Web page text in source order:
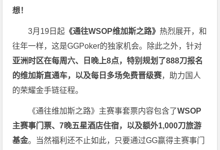
想！
3月19日起 《通往WSOP维加斯之路》 热烈展开，和
往年一样，这是GGPoker的独家机会。除此之外，针对
亚洲时区在每周六、日晚上8点，特别规划了888刀报名
的维加斯直通车，以及每日多场免费晋级赛，助力国人
的荣耀金手链征程。
《通往维加斯之路》主赛事套票内容包含了WSOP
主赛事门票、7晚五星酒店住宿，以及额外1,000刀旅游
基金。当然福利还不止如此，只要通过GG赢得主赛事门